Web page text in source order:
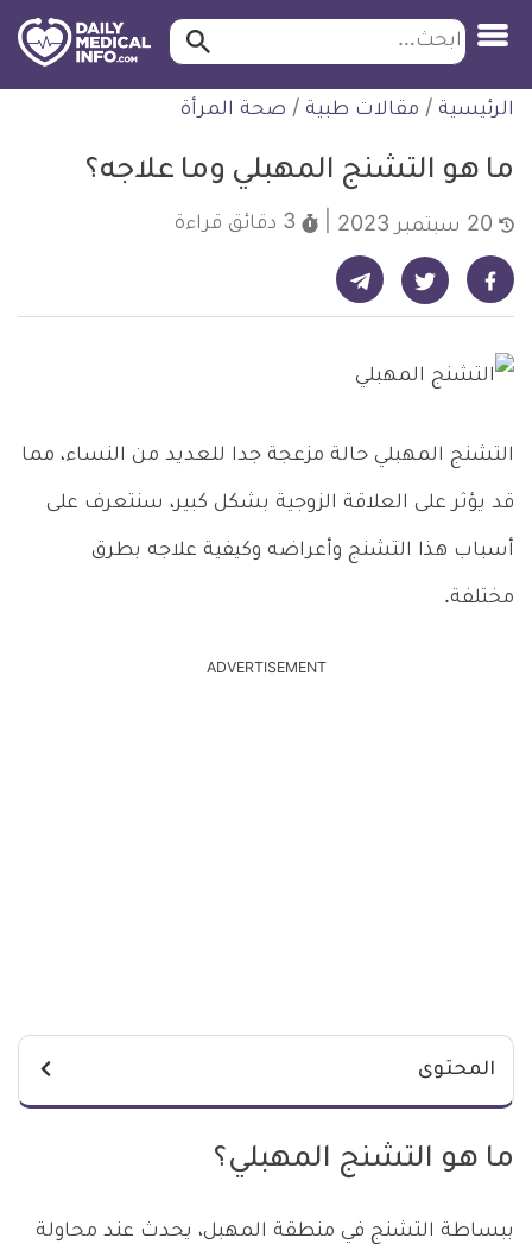
التخطي
للمحتوى
ابحث ابحث…
الرئيسية / مقالات طبية / صحة المرأة
ما هو التشنج المهبلي وما علاجه؟
3 دقائق قراءة
شارك على فيسبوك - ديلي ميديكال انفو شارك على تويتر - ديلي ميديكال انفو شارك على تيليجرام - ديلي ميديكال انفو
التشنج المهبلي حالة مزعجة جدا للعديد من النساء، مما
قد يؤثر على العلاقة الزوجية بشكل كبير، سنتعرف على
أسباب هذا التشنج وأعراضه وكيفية علاجه بطرق
مختلفة.
ADVERTISEMENT
المحتوى
ما هو التشنج المهبلي؟
ببساطة التشنج في منطقة المهبل، يحدث عند محاولة